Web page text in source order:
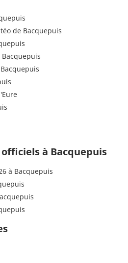
de Bacquepuis
à Bacquepuis
à Bacquepuis